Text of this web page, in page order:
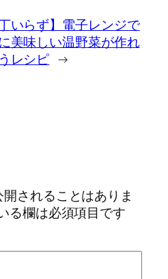
丁いらず】電子レンジで
美味しい温野菜が作れ
レシピ →
されることはありま
る欄は必須項目です